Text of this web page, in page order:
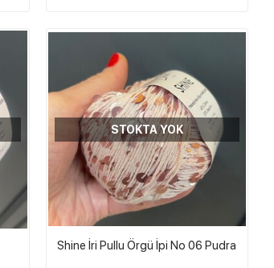
STOKTA YOK
Shine İri Pullu Örgü İpi No 06 Pudra